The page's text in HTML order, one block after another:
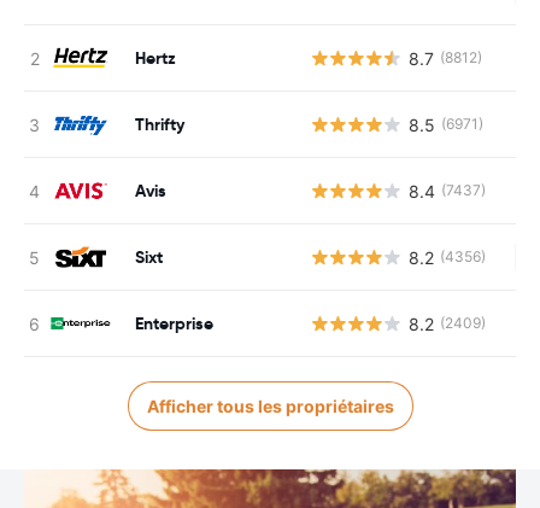
Hertz 8.7 (8812)
Thrifty 8.5 (6971)
Avis 8.4 (7437)
Sixt 8.2 (4356)
Enterprise 8.2 (2409)
Afficher tous les propriétaires